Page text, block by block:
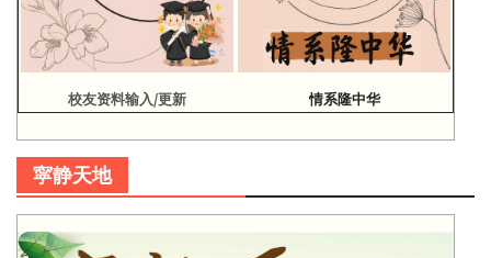
校友资料输入/更新 情系隆中华
寜静天地